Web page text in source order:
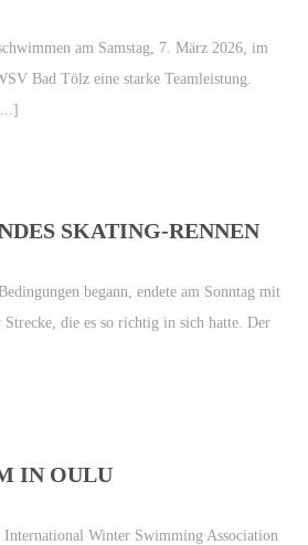
am Samstag, 7. März 2026, im
Bad Tölz eine starke Teamleistung.
SKATING-RENNEN
begann, endete am Sonntag mit
Strecke, die es so richtig in sich hatte. Der
IN OULU
International Winter Swimming Association